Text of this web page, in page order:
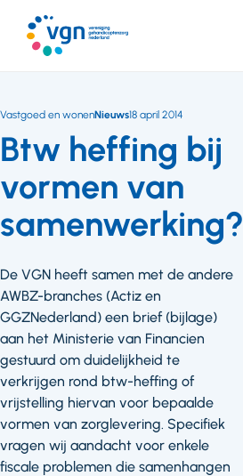
naar
hoofdinhoud
Btw heffing bij
vormen van
samenwerking?
Vastgoed en wonenNieuws18 april 2014
De VGN heeft samen met de andere
AWBZ-branches (Actiz en
GGZNederland) een brief (bijlage)
aan het Ministerie van Financien
gestuurd om duidelijkheid te
verkrijgen rond btw-heffing of
vrijstelling hiervan voor bepaalde
vormen van zorglevering. Specifiek
vragen wij aandacht voor enkele
fiscale problemen die samenhangen